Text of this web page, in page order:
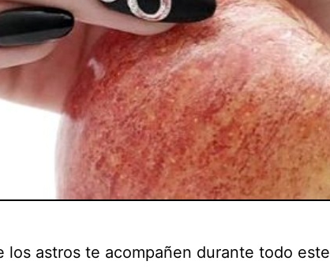
los astros te acompañen durante todo